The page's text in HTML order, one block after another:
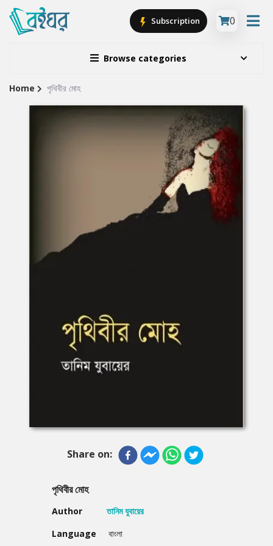
Browse categories
Subscription 0
Site
Breadcrumb
Home পৃথিবীর মোহ
Share on:
পৃথিবীর মোহ
Author
তানিম যুবায়ের
Language
বাংলা